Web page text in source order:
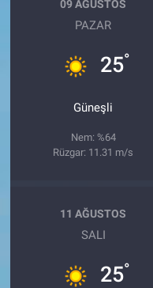
09 AĞUSTOS
PAZAR
25°
Güneşli
Nem: %64
Rüzgar: 11.31 m/s
11 AĞUSTOS
SALI
25°